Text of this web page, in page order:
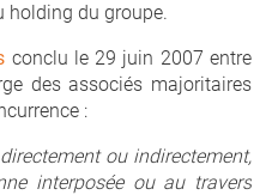
holding du groupe.
conclu le 29 juin 2007 entre
des associés majoritaires
:
ou indirectement,
interposée ou au travers